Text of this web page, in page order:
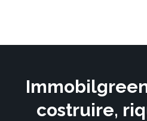
costruire,